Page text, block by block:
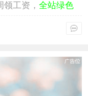
工资， 全站绿色